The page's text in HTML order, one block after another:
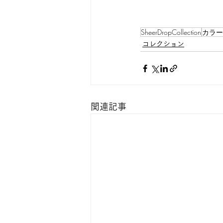
SheerDropCollection カラ
コレクション
関連記事